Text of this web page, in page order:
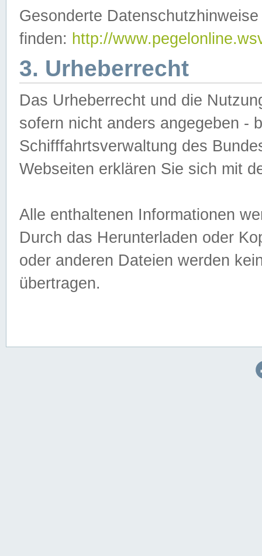
Gesonderte
finden: http://
3. Urheberrecht
Das Urheberrecht und die
sofern nicht anders angegeben -
Schifffahrtsverwaltung des
Webseiten erklären Sie sich mit
Alle enthaltenen Informationen
Durch das Herunterladen oder
oder anderen Dateien werden
übertragen.